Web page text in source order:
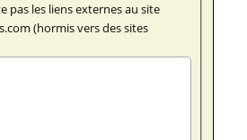
pas les liens externes au site
(hormis vers des sites